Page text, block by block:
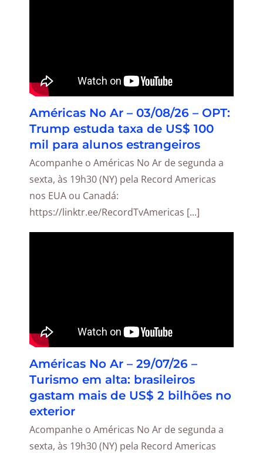
Américas No Ar – 03/08/26 – OPT:
Trump estuda taxa de US$ 100
mil para alunos estrangeiros
Acompanhe o Américas No Ar de segunda a
sexta, às 19h30 (NY) pela Record Americas
nos EUA ou Canadá:
https://linktr.ee/RecordTvAmericas [...]
Américas No Ar – 29/07/26 –
Turismo em alta: brasileiros
gastam mais de US$ 2 bilhões no
exterior
Acompanhe o Américas No Ar de segunda a
sexta, às 19h30 (NY) pela Record Americas